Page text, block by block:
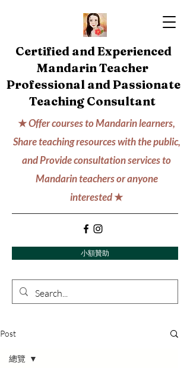
Certified and Experienced
Mandarin Teacher
Professional and Passionate
Teaching Consultant
★Offer courses to Mandarin learners,
Share teaching resources with the public,
and Provide consultation services to
Mandarin teachers or anyone
interested★
小額贊助
Post
總覽